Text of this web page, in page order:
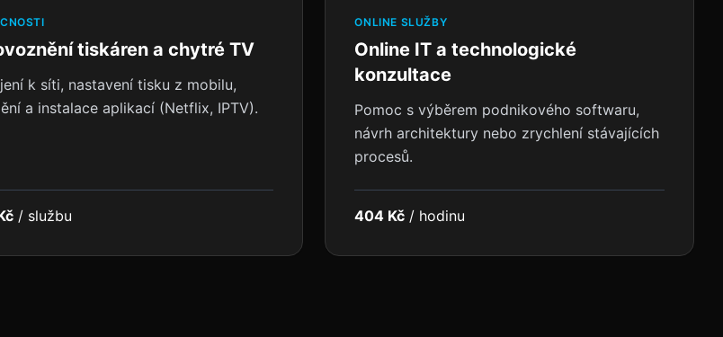
tiskáren a chytré TV
k síti, nastavení tisku z mobilu,
a instalace aplikací (Netflix, IPTV).
/ službu
ONLINE SLUŽBY
Online IT a technologické
konzultace
Pomoc s výběrem podnikového softwaru,
návrh architektury nebo zrychlení stávajících
procesů.
404 Kč / hodinu